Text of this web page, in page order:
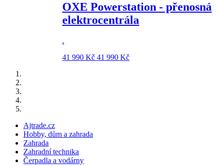
OXE Powerstation - přenosná
elektrocentrála
.
41 990 Kč 41 990 Kč
Ajtrade.cz
Hobby, dům a zahrada
Zahrada
Zahradní technika
Čerpadla a vodárny